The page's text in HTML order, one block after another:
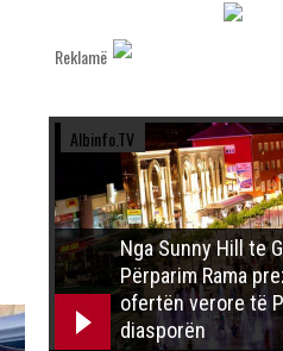
Reklamë
Albinfo.TV
Nga Sunny Hill te
Përparim Rama
ofertën verore të
diasporën